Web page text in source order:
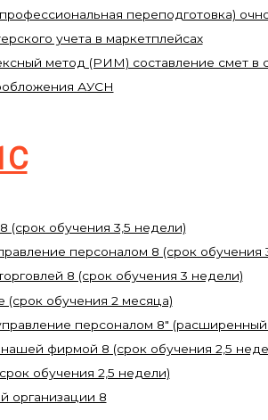
переподготовка)
учета в маркетплейсах
метод (РИМ) составление смет в
АУСН
(срок обучения 3,5 недели)
персоналом 8 (срок обучения
8 (срок обучения 3 недели)
(срок обучения 2 месяца)
персоналом 8"
нашей фирмой 8 (срок обучения 2,5
обучения 2,5 недели)
организации 8